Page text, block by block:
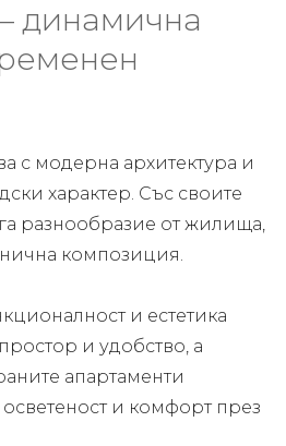
– динамична
с модерна архитектура и
характер. Със своите
разнообразие от жилища,
композиция.
и естетика
и удобство, а
апартаменти
осветеност и комфорт през